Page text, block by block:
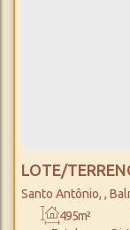
LOTE/
BALNEÁRIO
Santo Antônio ,
495m²